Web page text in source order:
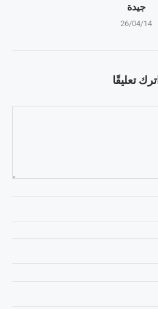
جيدة
26/04/14
اترك تعليقًا